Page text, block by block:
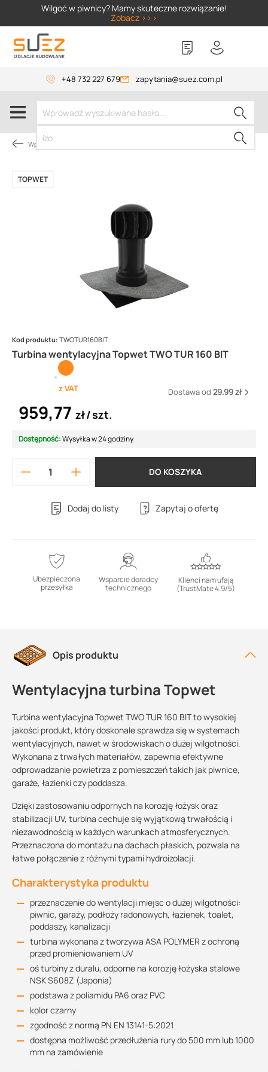
Wilgoć w piwnicy? Mamy skuteczne rozwiązanie!
Zobacz >>>
+48 732 227 679 zapytania@suez.com.pl
Wpusty TOPWET
Turbina wentylacyjna Topwet TWO TUR 160 BIT
TOPWET
Kod produktu: TWOTUR160BIT
z VAT Dostawa od 29.99 zł
959,77 zł szt.
Dostępność:Wysyłka w 24 godziny
DO KOSZYKA
Dodaj do listy Zapytaj o ofertę
Ubezpieczona
przesyłka
Wsparcie doradcy
technicznego
Klienci nam ufają
(TrustMate 4.9/5)
Opis produktu
Wentylacyjna turbina Topwet
Turbina wentylacyjna Topwet TWO TUR 160 BIT to wysokiej
jakości produkt, który doskonale sprawdza się w systemach
wentylacyjnych, nawet w środowiskach o dużej wilgotności.
Wykonana z trwałych materiałów, zapewnia efektywne
odprowadzanie powietrza z pomieszczeń takich jak piwnice,
garaże, łazienki czy poddasza.
Dzięki zastosowaniu odpornych na korozję łożysk oraz
stabilizacji UV, turbina cechuje się wyjątkową trwałością i
niezawodnością w każdych warunkach atmosferycznych.
Przeznaczona do montażu na dachach płaskich, pozwala na
łatwe połączenie z różnymi typami hydroizolacji.
Charakterystyka produktu
przeznaczenie do wentylacji miejsc o dużej wilgotności:
piwnic, garaży, podłoży radonowych, łazienek, toalet,
poddaszy, kanalizacji
turbina wykonana z tworzywa ASA POLYMER z ochroną
przed promieniowaniem UV
oś turbiny z duralu, odporne na korozję łożyska stalowe
NSK S608Z (Japonia)
podstawa z poliamidu PA6 oraz PVC
kolor czarny
zgodność z normą PN EN 13141-5:2021
dostępna możliwość przedłużenia rury do 500 mm lub 1000
mm na zamówienie